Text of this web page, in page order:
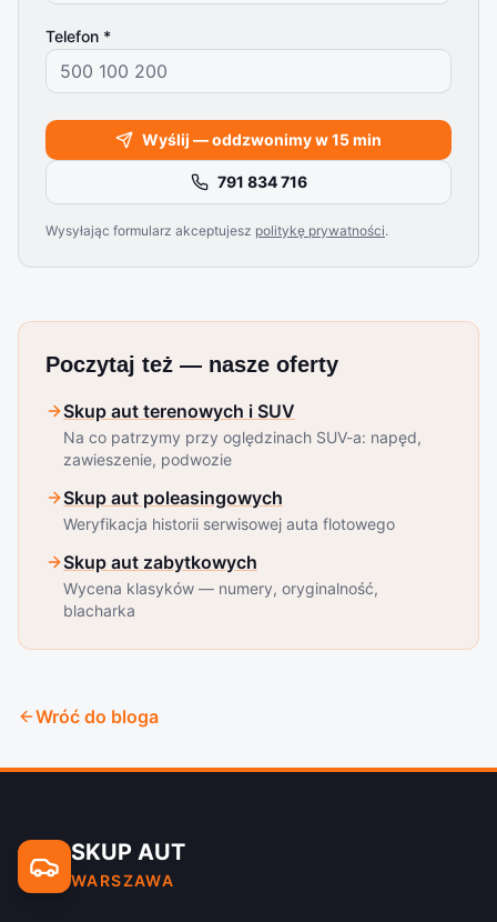
Telefon *
Wyślij — oddzwonimy w 15 min
791 834 716
Wysyłając formularz akceptujesz politykę prywatności.
Poczytaj też — nasze oferty
Skup aut terenowych i SUV
Na co patrzymy przy oględzinach SUV-a: napęd,
zawieszenie, podwozie
Skup aut poleasingowych
Weryfikacja historii serwisowej auta flotowego
Skup aut zabytkowych
Wycena klasyków — numery, oryginalność,
blacharka
Wróć do bloga
SKUP AUT
WARSZAWA